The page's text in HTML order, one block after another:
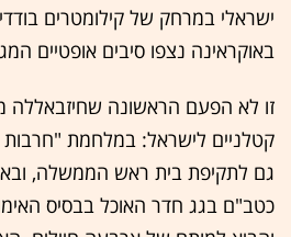
ישראלי במרחק של קילומטרים
באוקראינה נצפו סיבים אופטיים
זו לא הפעם הראשונה שחיזבאללה
קטלניים לישראל: במלחמת
כטב"ם בגג חדר האוכל בבסיס